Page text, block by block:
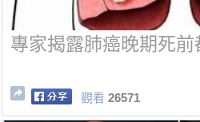
專家揭露肺癌晚期死
觀看 26571